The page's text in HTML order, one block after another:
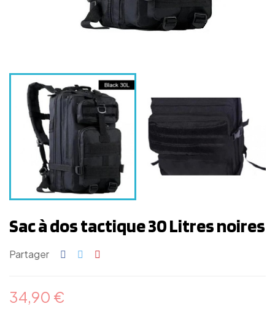
Sac à dos tactique 30 Litres noires
Partager
34,90 €